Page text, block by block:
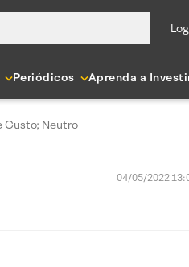
Periódicos Aprenda a
Custo; Neutro
04/05/2022